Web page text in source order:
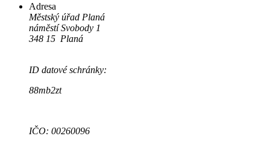
Adresa
Městský úřad Planá
náměstí Svobody 1
348 15 Planá
ID datové schránky:
88mb2zt
IČO: 00260096